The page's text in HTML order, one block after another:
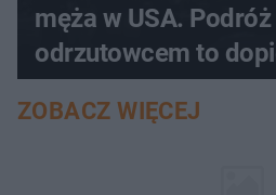
męża w USA.
odrzutowcem to
ZOBACZ WIĘCEJ